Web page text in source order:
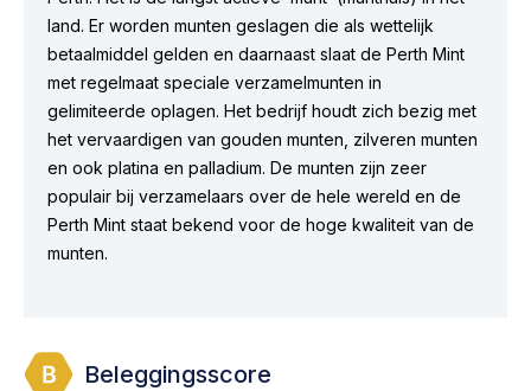
land. Er worden munten geslagen die als wettelijk
betaalmiddel gelden en daarnaast slaat de Perth Mint
met regelmaat speciale verzamelmunten in
gelimiteerde oplagen. Het bedrijf houdt zich bezig met
het vervaardigen van gouden munten, zilveren munten
en ook platina en palladium. De munten zijn zeer
populair bij verzamelaars over de hele wereld en de
Perth Mint staat bekend voor de hoge kwaliteit van de
munten.
Beleggingsscore